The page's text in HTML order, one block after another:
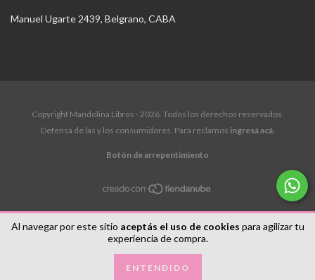
Al navegar por este sitio aceptás el uso de cookies para agilizar tu
experiencia de compra.
ENTENDIDO
Manuel Ugarte 2439, Belgrano, CABA
Copyright Mandolina Libros - 2026. Todos los derechos reservados.
Defensa de las y los consumidores. Para reclamos ingresá acá.
Botón de arrepentimiento